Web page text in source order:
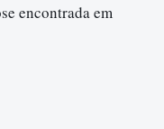
encontrada em